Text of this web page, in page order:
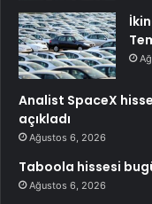
Analist SpaceX
açıkladı
Ağustos 6, 2026
Taboola hissesi
Ağustos 6, 2026